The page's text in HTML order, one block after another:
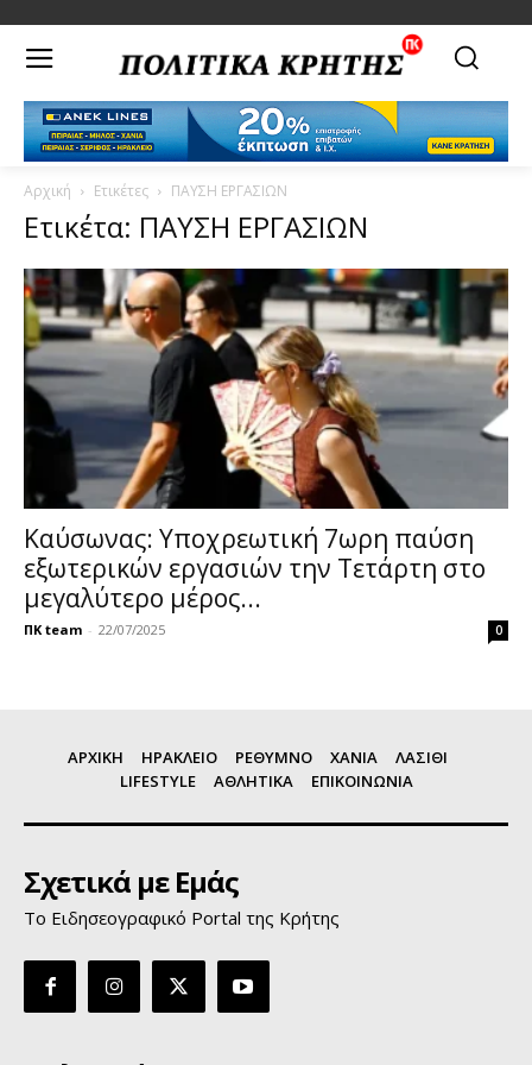
Αρχική Ετικέτες ΠΑΥΣΗ ΕΡΓΑΣΙΩΝ
Ετικέτα: ΠΑΥΣΗ ΕΡΓΑΣΙΩΝ
Καύσωνας: Υποχρεωτική 7ωρη παύση
εξωτερικών εργασιών την Τετάρτη στο
μεγαλύτερο μέρος...
ΠΚ team - 22/07/2025 0
ΑΡΧΙΚΗ ΗΡΑΚΛΕΙΟ ΡΕΘΥΜΝΟ ΧΑΝΙΑ
ΛΑΣΙΘΙ
LIFESTYLE
ΑΘΛΗΤΙΚΑ ΕΠΙΚΟΙΝΩΝΙΑ
Σχετικά με Εμάς
Το Ειδησεογραφικό Portal της Κρήτης